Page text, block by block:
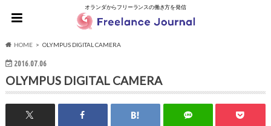
オランダからフリーランスの働き方を発信
HOME OLYMPUS DIGITAL CAMERA
2016.07.06
OLYMPUS DIGITAL CAMERA